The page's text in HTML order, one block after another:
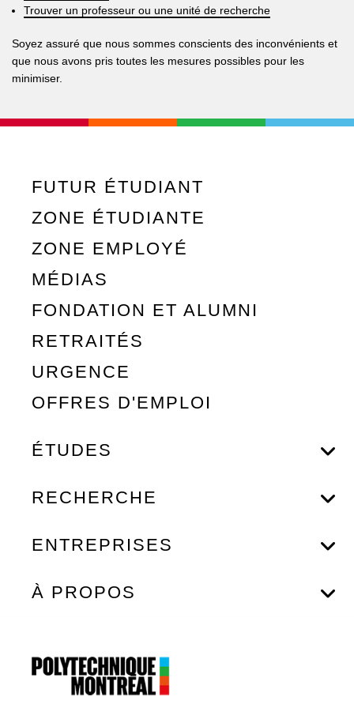
Trouver un professeur ou une unité de recherche
Soyez assuré que nous sommes conscients des inconvénients et
que nous avons pris toutes les mesures possibles pour les
minimiser.
FUTUR ÉTUDIANT
ZONE ÉTUDIANTE
ZONE EMPLOYÉ
MÉDIAS
FONDATION ET ALUMNI
RETRAITÉS
URGENCE
OFFRES D'EMPLOI
ÉTUDES
RECHERCHE
ENTREPRISES
À PROPOS